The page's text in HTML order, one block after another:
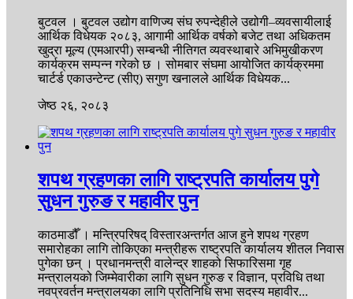
बुटवल । बुटवल उद्योग वाणिज्य संघ रुपन्देहीले उद्योगी–व्यवसायीलाई
आर्थिक विधेयक २०८३, आगामी आर्थिक वर्षको बजेट तथा अधिकतम
खुद्रा मूल्य (एमआरपी) सम्बन्धी नीतिगत व्यवस्थाबारे अभिमुखीकरण
कार्यक्रम सम्पन्न गरेको छ । सोमबार संघमा आयोजित कार्यक्रममा
चार्टर्ड एकाउन्टेन्ट (सीए) सगुण खनालले आर्थिक विधेयक...
जेष्ठ २६, २०८३
शपथ ग्रहणका लागि राष्ट्रपति कार्यालय पुगे
सुधन गुरुङ र महावीर पुन
काठमाडौँ । मन्त्रिपरिषद् विस्तारअन्तर्गत आज हुने शपथ ग्रहण
समारोहका लागि तोकिएका मन्त्रीहरू राष्ट्रपति कार्यालय शीतल निवास
पुगेका छन् । प्रधानमन्त्री वालेन्द्र शाहको सिफारिसमा गृह
मन्त्रालयको जिम्मेवारीका लागि सुधन गुरुङ र विज्ञान, प्रविधि तथा
नवप्रवर्तन मन्त्रालयका लागि प्रतिनिधि सभा सदस्य महावीर...